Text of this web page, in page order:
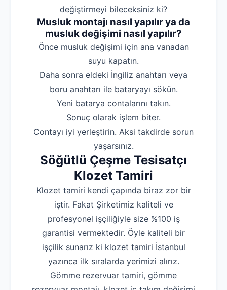
değiştirmeyi bileceksiniz ki?
Musluk montajı nasıl yapılır ya da
musluk değişimi nasıl yapılır?
‌Önce musluk değişimi için ana vanadan
suyu kapatın.
‌Daha sonra eldeki İngiliz anahtarı veya
boru anahtarı ile bataryayı sökün.
‌Yeni batarya contalarını takın.
‌Sonuç olarak işlem biter.
‌Contayı iyi yerleştirin. Aksi takdirde sorun
yaşarsınız.
Söğütlü Çeşme Tesisatçı
Klozet Tamiri
Klozet tamiri kendi çapında biraz zor bir
iştir. Fakat Şirketimiz kaliteli ve
profesyonel işçiliğiyle size %100 iş
garantisi vermektedir. Öyle kaliteli bir
işçilik sunarız ki klozet tamiri İstanbul
yazınca ilk sıralarda yerimizi alırız.
Gömme rezervuar tamiri, gömme